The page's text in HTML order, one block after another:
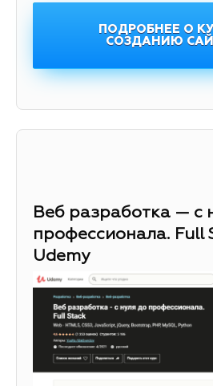
ПОДРОБНЕЕ О
СОЗДАНИЮ
Веб разработка — с
профессионала. Full
Udemy